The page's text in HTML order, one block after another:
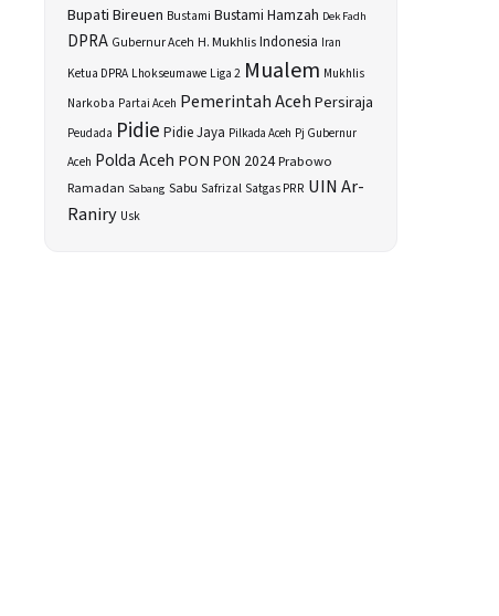
Bupati Bireuen Bustami Bustami Hamzah Dek Fadh
DPRA Gubernur Aceh H. MukhlisIndonesia Iran
Ketua DPRA Lhokseumawe Liga 2 Mualem Mukhlis
Narkoba Partai Aceh Pemerintah AcehPersiraja
Peudada Pidie Pidie Jaya Pilkada Aceh Pj Gubernur
Aceh Polda Aceh PON PON 2024Prabowo
Ramadan Sabang Sabu Safrizal Satgas PRR UIN Ar-
Raniry Usk